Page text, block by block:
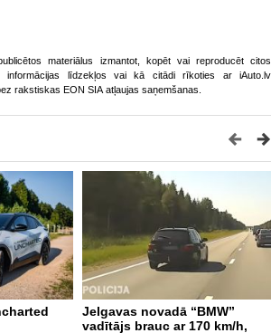
materiālus izmantot, kopēt vai reproducēt citos
informācijas līdzekļos vai kā citādi rīkoties ar iAuto.lv
rakstiskas EON SIA atļaujas saņemšanas.
Jelgavas novadā “BMW”
vadītājs brauc ar 170 km/h,